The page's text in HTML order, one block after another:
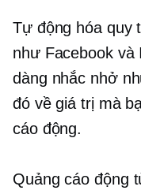
Tự động hóa quy
như Facebook và
dàng nhắc nhở
đó về giá trị mà
cáo động.
Quảng cáo động